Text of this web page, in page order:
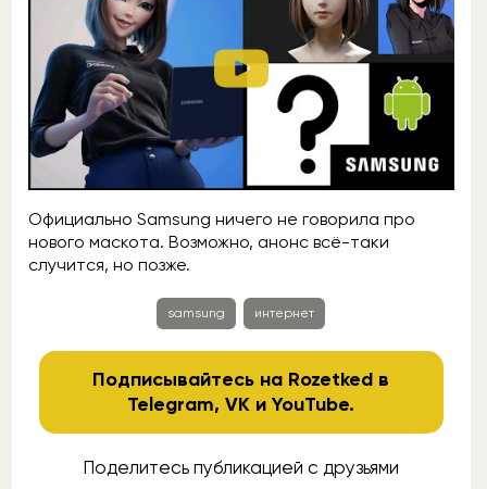
Официально Samsung ничего не говорила про
нового маскота. Возможно, анонс всё-таки
случится, но позже.
samsung интернет
Подписывайтесь на Rozetked в
Telegram,VK иYouTube.
Поделитесь публикацией с друзьями